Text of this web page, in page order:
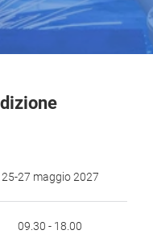
25-27 maggio 2027
09.30 - 18.00